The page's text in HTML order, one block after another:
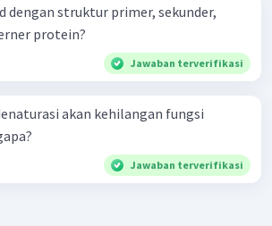
dengan struktur primer, sekunder,
protein?
Jawaban terverifikasi
akan kehilangan fungsi
Jawaban terverifikasi